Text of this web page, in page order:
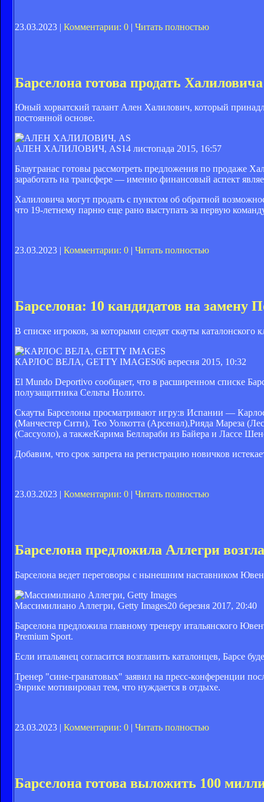
23.03.2023 | Комментарии: 0 | Читать полностью
Барселона готова продать Халиловича
Юный хорватский талант Ален Халилович, который
постоянной основе.
АЛЕН ХАЛИЛОВИЧ, AS14 листопада 2015, 16:57
Блаугранас готовы рассмотреть предложения по продаже
заработать на трансфере — именно финансовый аспект
Халиловича могут продать с пунктом об обратной
что 19-летнему парню еще рано выступать за первую
23.03.2023 | Комментарии: 0 | Читать полностью
Барселона: 10 кандидатов на замену
В списке игроков, за которыми следят скауты каталонского
КАРЛОС ВЕЛА, GETTY IMAGES06 вересня 2015, 10:32
El Mundo Deportivo сообщает, что в расширенном списке
полузащитника Сельты Нолито.
Скауты Барселоны просматривают игру:в Испании —
(Манчестер Сити), Тео Уолкотта (Арсенал),Рияда Мареза
(Сассуоло), а такжеКарима Беллараби из Байера и Лассе
Добавим, что срок запрета на регистрацию новичков
23.03.2023 | Комментарии: 0 | Читать полностью
Барселона предложила Аллегри
Барселона ведет переговоры с нынешним наставником
Массимилиано Аллегри, Getty Images20 березня 2017, 20:40
Барселона предложила главному тренеру итальянского
Premium Sport.
Если итальянец согласится возглавить каталонцев, Барсе
Тренер "сине-гранатовых" заявил на пресс-конференции
Энрике мотивировал тем, что нуждается в отдыхе.
23.03.2023 | Комментарии: 0 | Читать полностью
Барселона готова выложить 100